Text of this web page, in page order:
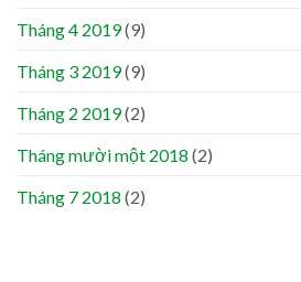
Tháng 4 2019(9)
Tháng 3 2019(9)
Tháng 2 2019(2)
Tháng mười một 2018 (2)
Tháng 7 2018 (2)